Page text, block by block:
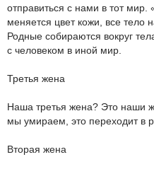
отправиться с нами в тот мир.
меняется цвет кожи, все тело
Родные собираются вокруг
с человеком в иной мир.
Третья жена
Наша третья жена? Это наши
мы умираем, это переходит в
Вторая жена